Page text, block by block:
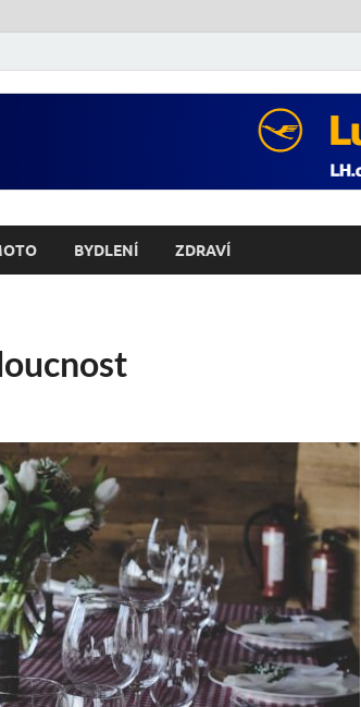
BYDLENÍ ZDRAVÍ